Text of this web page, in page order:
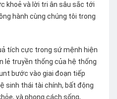
khoẻ và lời tri ân sâu sắc tới
hành cùng chúng tôi trong
tích cực trong sứ mệnh hiện
lẻ truyền thống của hệ thống
bước vào giai đoạn tiếp
sinh thái tài chính, bất động
và phong cách sống,